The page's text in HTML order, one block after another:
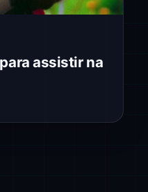
assistir na